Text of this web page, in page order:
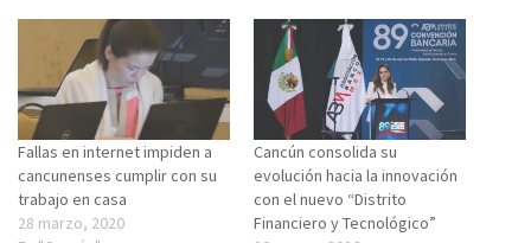
Fallas en internet impiden a
cancunenses cumplir con su
trabajo en casa
28 marzo, 2020
Cancún consolida su
evolución hacia la innovación
con el nuevo “Distrito
Financiero y Tecnológico”